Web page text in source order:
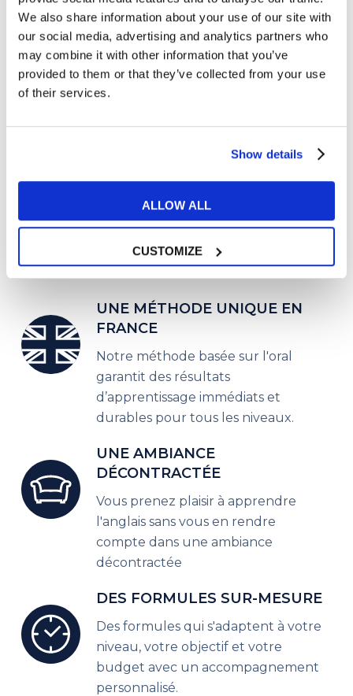
We also share information about your use of our site with
our social media, advertising and analytics partners who
may combine it with other information that you’ve
provided to them or that they’ve collected from your use
of their services.
Show details
ALLOW ALL
CUSTOMIZE
UNE MÉTHODE UNIQUE EN
FRANCE
Notre méthode basée sur l'oral
garantit des résultats
d’apprentissage immédiats et
durables pour tous les niveaux.
UNE AMBIANCE
DÉCONTRACTÉE
Vous prenez plaisir à apprendre
l'anglais sans vous en rendre
compte dans une ambiance
décontractée
DES FORMULES SUR-MESURE
Des formules qui s'adaptent à votre
niveau, votre objectif et votre
budget avec un accompagnement
personnalisé.